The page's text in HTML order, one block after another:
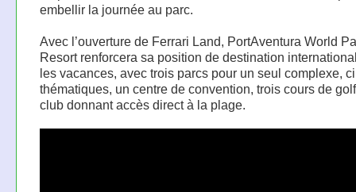
embellir la journée au parc.
Avec l’ouverture de Ferrari Land, PortAventura World
Resort renforcera sa position de destination
les vacances, avec trois parcs pour un seul complexe,
thématiques, un centre de convention, trois cours de
club donnant accès direct à la plage.